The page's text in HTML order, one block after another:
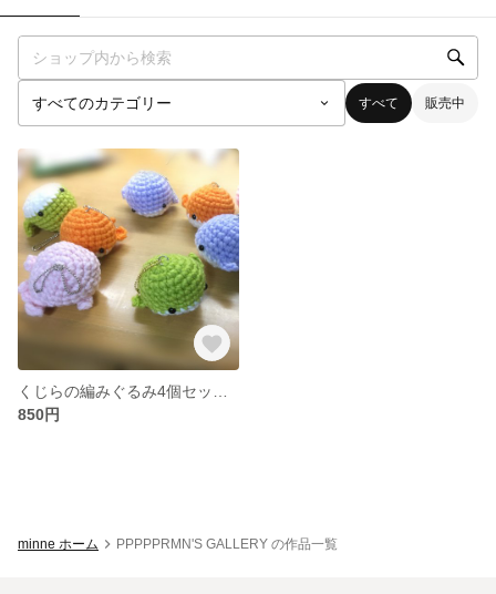
すべて 販売中
850円
minne ホーム PPPPPRMN'S GALLERY の作品一覧